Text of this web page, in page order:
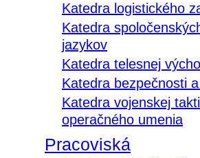
Katedra logistického
Katedra
jazykov
Katedra telesnej
Katedra bezpečnosti
Katedra vojenskej
operačného umenia
Pracoviská